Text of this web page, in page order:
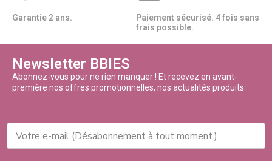
Garantie 2 ans.
Paiement sécurisé. 4 fois sans
frais possible.
Newsletter BBIES
Abonnez-vous pour ne rien manquer ! Et recevez en avant-
première nos offres promotionnelles, nos actualités produits.